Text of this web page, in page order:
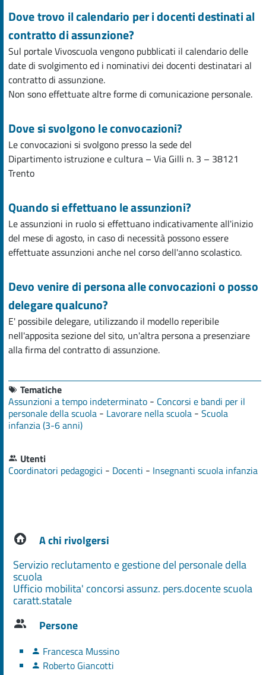
Dove trovo il calendario per i docenti destinati al
contratto di assunzione?
Sul portale Vivoscuola vengono pubblicati il calendario delle
date di svolgimento ed i nominativi dei docenti destinatari al
contratto di assunzione.
Non sono effettuate altre forme di comunicazione personale.
Dove si svolgono le convocazioni?
Le convocazioni si svolgono presso la sede del
Dipartimento istruzione e cultura – Via Gilli n. 3 – 38121
Trento
Quando si effettuano le assunzioni?
Le assunzioni in ruolo si effettuano indicativamente all'inizio
del mese di agosto, in caso di necessità possono essere
effettuate assunzioni anche nel corso dell'anno scolastico.
Devo venire di persona alle convocazioni o posso
delegare qualcuno?
E' possibile delegare, utilizzando il modello reperibile
nell'apposita sezione del sito, un'altra persona a presenziare
alla firma del contratto di assunzione.
Tematiche
Assunzioni a tempo indeterminato - Concorsi e bandi per il
personale della scuola - Lavorare nella scuola - Scuola
infanzia (3-6 anni)
Utenti
Coordinatori pedagogici - Docenti - Insegnanti scuola infanzia
A chi rivolgersi
Servizio reclutamento e gestione del personale della
scuola
Ufficio mobilita' concorsi assunz. pers.docente scuola
caratt.statale
Persone
Francesca Mussino
Roberto Giancotti